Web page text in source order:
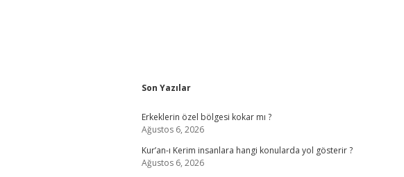
Sidebar
Son Yazılar
Erkeklerin özel bölgesi kokar mı ?
Ağustos 6, 2026
Kur’an-ı Kerim insanlara hangi konularda yol gösterir ?
Ağustos 6, 2026